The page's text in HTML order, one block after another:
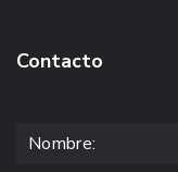
Contacto